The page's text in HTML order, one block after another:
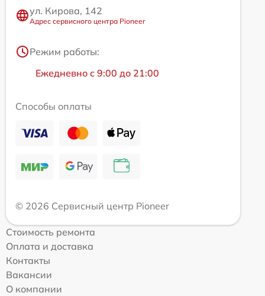
ул. Кирова, 142
Адрес сервисного центра Pioneer
Режим работы:
Ежедневно с 9:00 до 21:00
Способы оплаты
© 2026 Сервисный центр Pioneer
Стоимость ремонта
Оплата и доставка
Контакты
Вакансии
О компании